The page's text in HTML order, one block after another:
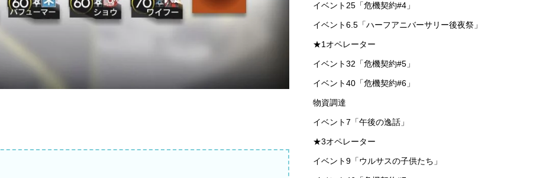
イベント25「危機契約#4」
イベント6.5「ハーフアニバーサリー後夜祭」
★1オペレーター
イベント32「危機契約#5」
イベント40「危機契約#6」
物資調達
イベント7「午後の逸話」
★3オペレーター
イベント9「ウルサスの子供たち」